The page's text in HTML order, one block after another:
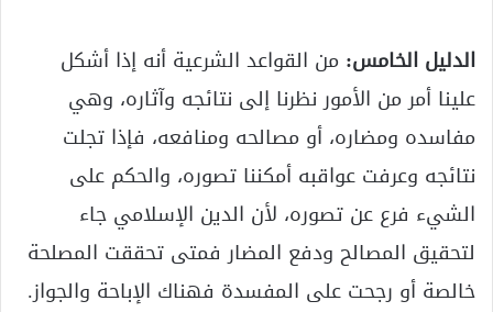
الدليل الخامس: من القواعد الشرعية أنه إذا أشكل
علينا أمر من الأمور نظرنا إلى نتائجه وآثاره، وهي
مفاسده ومضاره، أو مصالحه ومنافعه، فإذا تجلت
نتائجه وعرفت عواقبه أمكننا تصوره، والحكم على
الشيء فرع عن تصوره، لأن الدين الإسلامي جاء
لتحقيق المصالح ودفع المضار فمتى تحققت المصلحة
خالصة أو رجحت على المفسدة فهناك الإباحة والجواز.